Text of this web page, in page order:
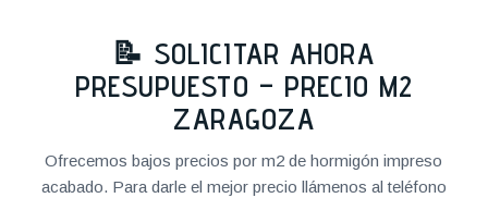
📝 SOLICITAR AHORA
PRESUPUESTO – PRECIO M2
ZARAGOZA
Ofrecemos bajos precios por m2 de hormigón impreso
acabado. Para darle el mejor precio llámenos al teléfono